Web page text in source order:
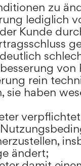
zu
lediglich
Kunde
rein
sie haben
verpflichtet
ändert;